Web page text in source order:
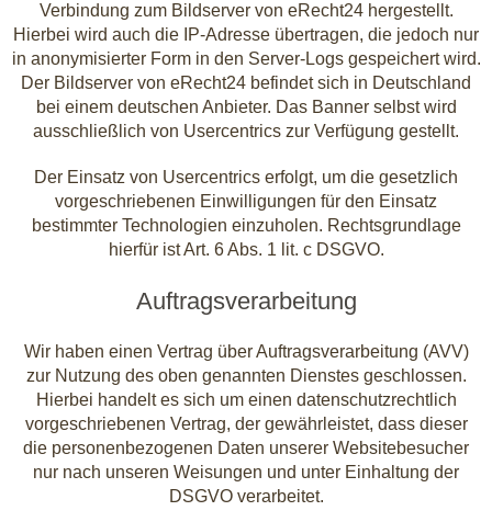
Verbindung zum Bildserver von eRecht24 hergestellt.
Hierbei wird auch die IP-Adresse übertragen, die jedoch nur
in anonymisierter Form in den Server-Logs gespeichert wird.
Der Bildserver von eRecht24 befindet sich in Deutschland
bei einem deutschen Anbieter. Das Banner selbst wird
ausschließlich von Usercentrics zur Verfügung gestellt.
Der Einsatz von Usercentrics erfolgt, um die gesetzlich
vorgeschriebenen Einwilligungen für den Einsatz
bestimmter Technologien einzuholen. Rechtsgrundlage
hierfür ist Art. 6 Abs. 1 lit. c DSGVO.
Auftragsverarbeitung
Wir haben einen Vertrag über Auftragsverarbeitung (AVV)
zur Nutzung des oben genannten Dienstes geschlossen.
Hierbei handelt es sich um einen datenschutzrechtlich
vorgeschriebenen Vertrag, der gewährleistet, dass dieser
die personenbezogenen Daten unserer Websitebesucher
nur nach unseren Weisungen und unter Einhaltung der
DSGVO verarbeitet.